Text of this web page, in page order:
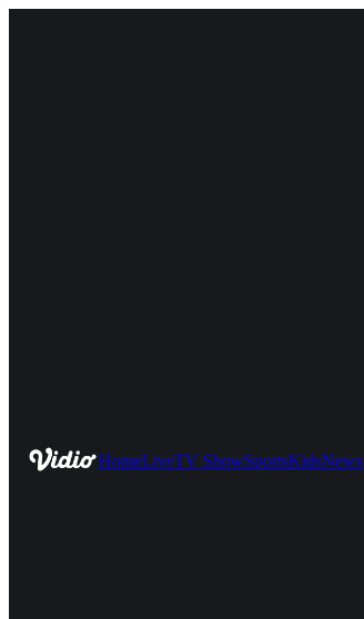
HomeLiveTV ShowSportsKidsNews